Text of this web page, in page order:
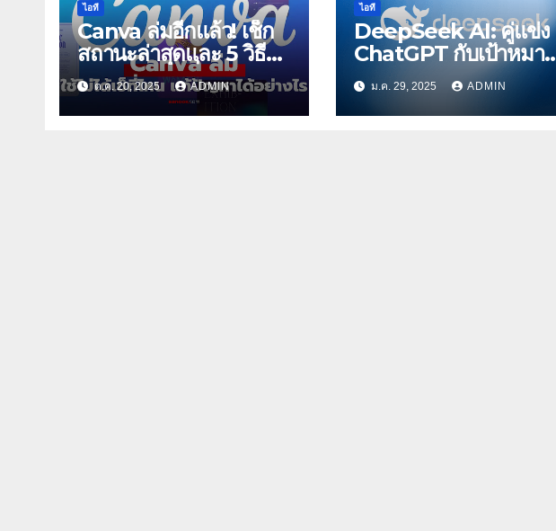
ไอที
Canva ล่มอีกแล้ว! เช็ก
สถานะล่าสุดและ 5 วิธี
‘เอาตัวรอด’ เมื่อ
โปรแกรมทำมาหากินใช้
ไม่ได้
ต.ค. 20, 2025 ADMIN
ไอที
DeepSeek AI: คู่แข่ง
ChatGPT กับเป้าหมาย
สร้าง AI สำหรับทุกคน
ม.ค. 29, 2025 ADMIN